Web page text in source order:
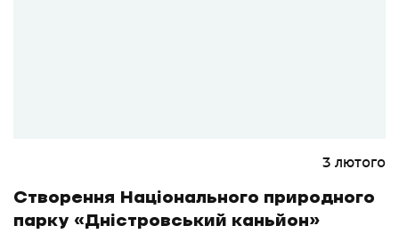
3 лютого
Створення Національного природного
парку «Дністровський каньйон»